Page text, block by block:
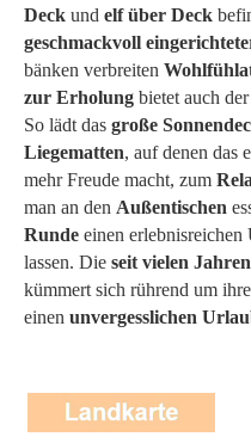
Deck und elf über Deck
geschmackvoll
bänken verbreiten
zur Erholung bietet auch der
So lädt das große
Liegematten, auf denen das
mehr Freude macht, zum
man an den Außentischen
Runde einen erlebnisreichen
lassen. Die seit vielen
kümmert sich rührend um
einen unvergesslichen